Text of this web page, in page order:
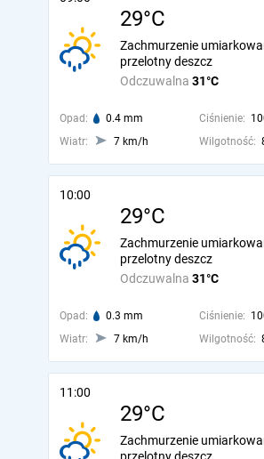
29°C
Odczuwalna 31°C
Zachmurzenie
przelotny deszcz
Opad: 0.4 mm Ciśnienie:
Wiatr:
7 km/h Wilgotność:
10:00
29°C
Odczuwalna 31°C
Zachmurzenie
przelotny deszcz
Opad: 0.3 mm Ciśnienie:
Wiatr:
7 km/h Wilgotność:
11:00
29°C
Zachmurzenie